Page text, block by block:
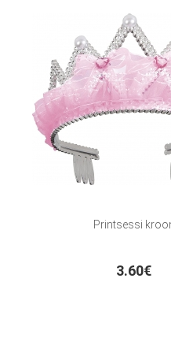
Printsessi
3.60€